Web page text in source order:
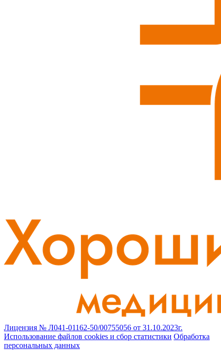
Лицензия № Л041-01162-50/00755056 от 31.10.2023г.
Использование файлов cookies и сбор статистики Обработка
персональных данных